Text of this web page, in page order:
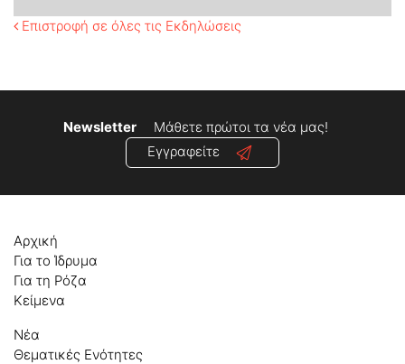
Επιστροφή σε όλες τις Εκδηλώσεις
Newsletter
Μάθετε πρώτοι τα νέα μας!
Εγγραφείτε
Αρχική
Για το Ίδρυμα
Για τη Ρόζα
Κείμενα
Νέα
Θεματικές Ενότητες